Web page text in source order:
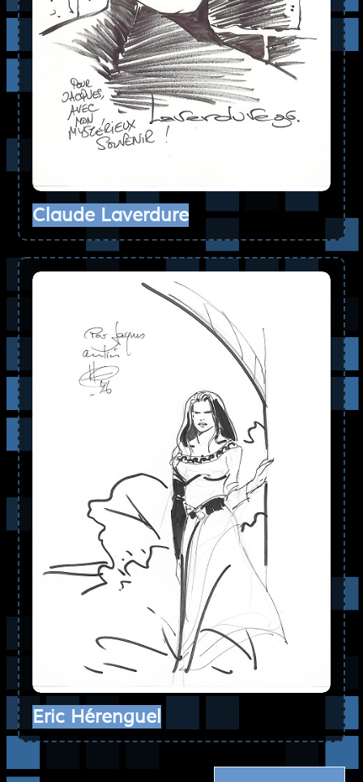
Claude Laverdure
Eric Hérenguel